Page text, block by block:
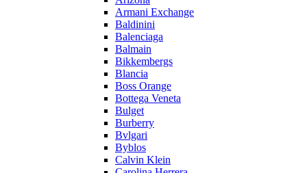
Armani Exchange
Baldinini
Balenciaga
Balmain
Bikkembergs
Blancia
Boss Orange
Bottega Veneta
Bulget
Burberry
Bvlgari
Byblos
Calvin Klein